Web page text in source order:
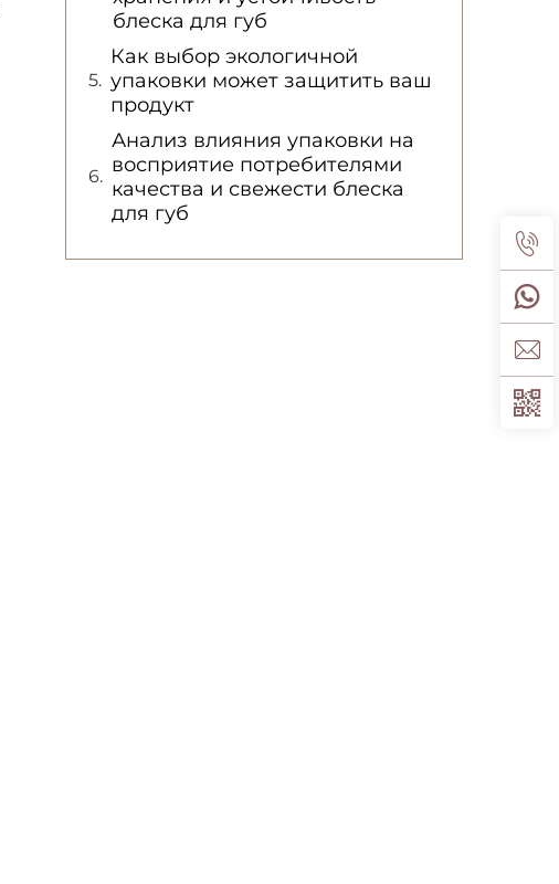
блеска для губ
Как выбор экологичной
упаковки может защитить ваш
продукт
Анализ влияния упаковки на
восприятие потребителями
качества и свежести блеска
для губ